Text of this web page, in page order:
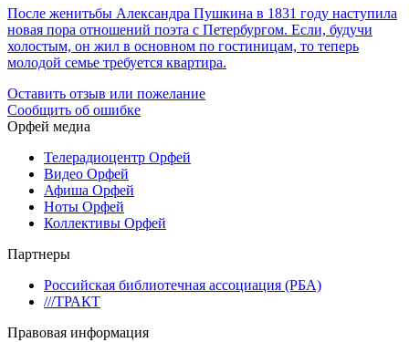
После женитьбы Александра Пушкина в 1831 году наступила
новая пора отношений поэта с Петербургом. Если, будучи
холостым, он жил в основном по гостиницам, то теперь
молодой семье требуется квартира.
Оставить отзыв или пожелание
Сообщить об ошибке
Орфей медиа
Телерадиоцентр Орфей
Видео Орфей
Афиша Орфей
Ноты Орфей
Коллективы Орфей
Партнеры
Российская библиотечная ассоциация (РБА)
///ТРАКТ
Правовая информация